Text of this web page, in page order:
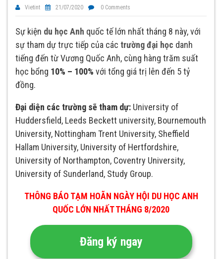
Vietint 21/07/2020 0 Comments
Sự kiện du học Anh quốc tế lớn nhất tháng 8 này, với
sự tham dự trực tiếp của các trường đại học danh
tiếng đến từ Vương Quốc Anh, cùng hàng trăm suất
học bổng 10% – 100% với tổng giá trị lên đến 5 tỷ
đồng.
Đại diện các trường sẽ tham dự: University of
Huddersfield, Leeds Beckett university, Bournemouth
University, Nottingham Trent University, Sheffield
Hallam University, University of Hertfordshire,
University of Northampton, Coventry University,
University of Sunderland, Study Group.
THÔNG BÁO TẠM HOÃN NGÀY HỘI DU HỌC ANH
QUỐC LỚN NHẤT THÁNG 8/2020
Đăng ký ngay